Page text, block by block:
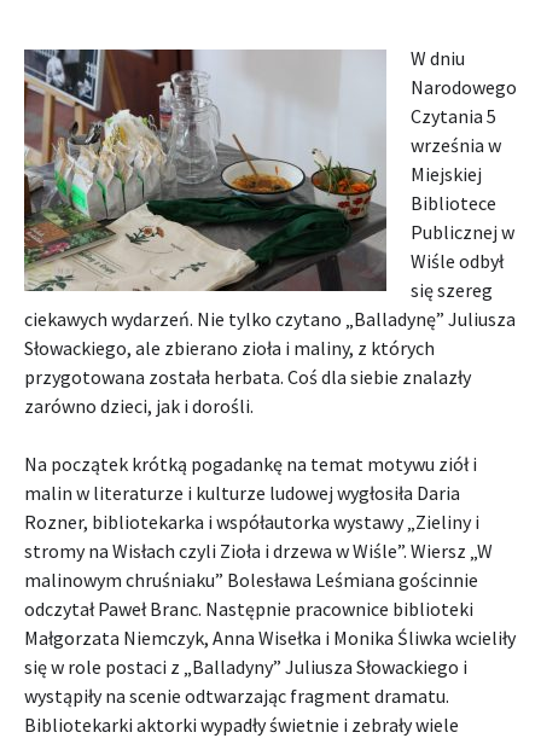
W dniu
Narodowego
Czytania 5
września w
Miejskiej
Bibliotece
Publicznej w
Wiśle odbył
się szereg
ciekawych wydarzeń. Nie tylko czytano „Balladynę” Juliusza
Słowackiego, ale zbierano zioła i maliny, z których
przygotowana została herbata. Coś dla siebie znalazły
zarówno dzieci, jak i dorośli.
Na początek krótką pogadankę na temat motywu ziół i
malin w literaturze i kulturze ludowej wygłosiła Daria
Rozner, bibliotekarka i współautorka wystawy „Zieliny i
stromy na Wisłach czyli Zioła i drzewa w Wiśle”. Wiersz „W
malinowym chruśniaku” Bolesława Leśmiana gościnnie
odczytał Paweł Branc. Następnie pracownice biblioteki
Małgorzata Niemczyk, Anna Wisełka i Monika Śliwka wcieliły
się w role postaci z „Balladyny” Juliusza Słowackiego i
wystąpiły na scenie odtwarzając fragment dramatu.
Bibliotekarki aktorki wypadły świetnie i zebrały wiele